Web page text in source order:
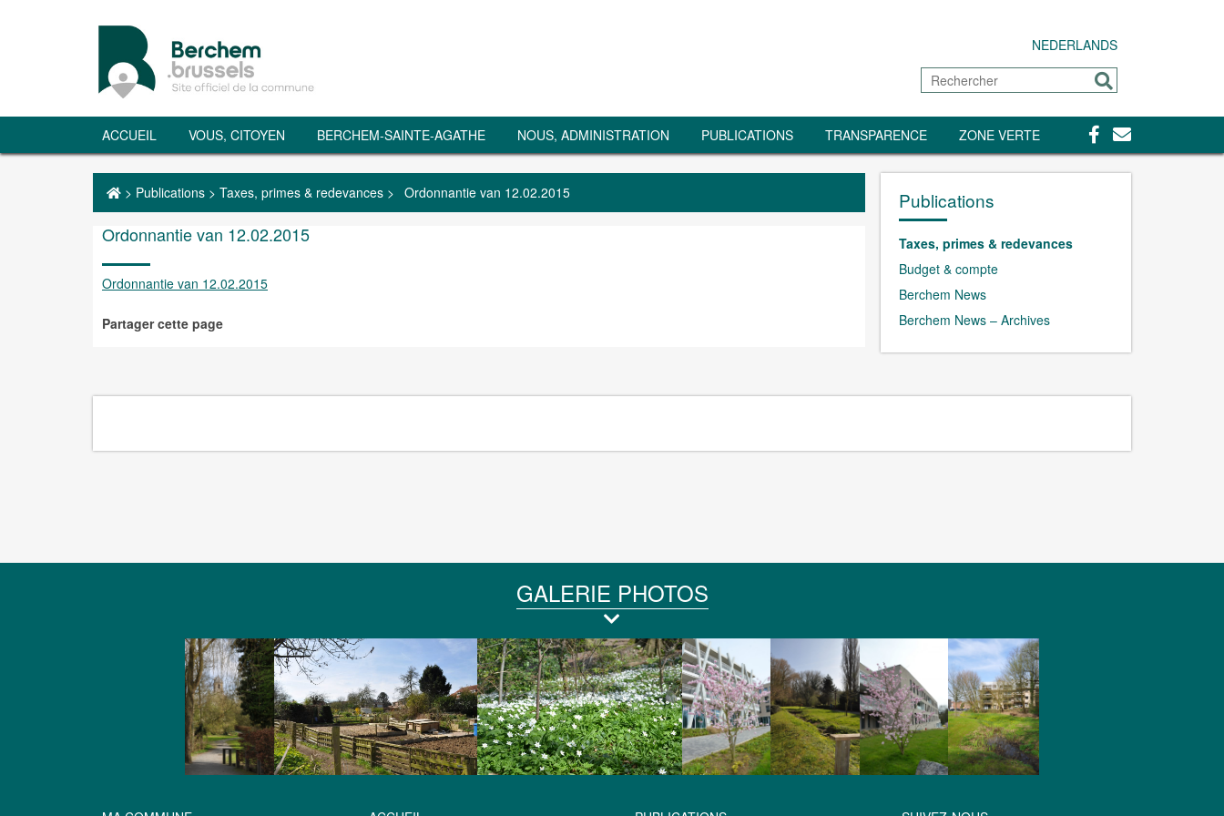
NEDERLANDS
Rechercher
Envoyer
ACCUEIL VOUS, CITOYEN BERCHEM-SAINTE-AGATHE NOUS, ADMINISTRATION PUBLICATIONS TRANSPARENCE ZONE VERTE Facebook
Contact
> Publications > Taxes, primes & redevances > Ordonnantie van 12.02.2015
Ordonnantie van 12.02.2015
Ordonnantie van 12.02.2015
Partager cette page
Publications
Taxes, primes & redevances
Budget & compte
Berchem News
Berchem News – Archives
GALERIE PHOTOS